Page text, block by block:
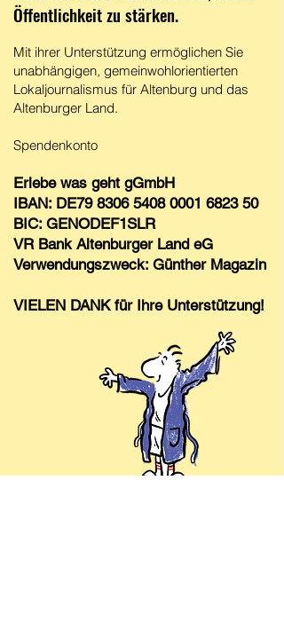
Öffentlichkeit zu stärken.
Mit ihrer Unterstützung ermöglichen Sie
unabhängigen, gemeinwohlorientierten
Lokaljournalismus für Altenburg und das
Altenburger Land.
Spendenkonto​
Erlebe was geht gGmbH
IBAN: DE79 8306 5408 0001 6823 50
BIC: GENODEF1SLR
VR Bank Altenburger Land eG
Verwendungszweck: Günther Magazin
VIELEN DANK für Ihre Unterstützung!